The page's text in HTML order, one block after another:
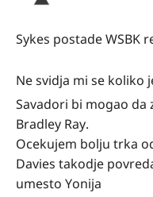
Sykes postade WSBK
Ne svidja mi se koliko
Savadori bi mogao da
Bradley Ray.
Ocekujem bolju trka
Davies takodje
umesto Yonija